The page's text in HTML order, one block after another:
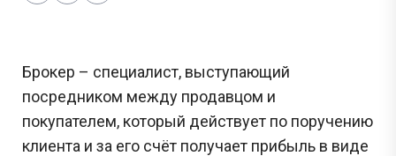
Брокер – специалист, выступающий
посредником между продавцом и
покупателем, который действует по поручению
клиента и за его счёт получает прибыль в виде